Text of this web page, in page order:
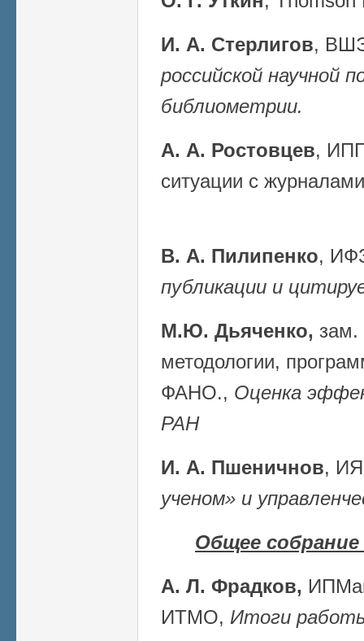
И. А. Стерлигов,
российской научной
библиометрии.
А. А. Ростовцев,
ситуации с
В. А. Пилипенко,
публикации и
М.Ю. Дьяченко, зам.
методологии,
ФАНО., Оценка
РАН
И. А. Пшеничнов,
ученом» и
Общее
А. Л. Фрадков,
ИТМО, Итоги